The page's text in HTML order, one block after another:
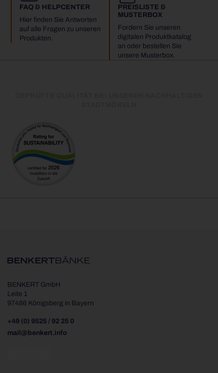
FAQ & HELPCENTER
Hier finden Sie Antworten
auf alle Fragen zu unseren
Produkten.
PREISLISTE &
MUSTERBOX
Fordern Sie unseren
digitalen Produktkatalog
an oder bestellen Sie
unsere Musterbox.
BENKERT GmbH
Leite 1
97486 Königsberg in Bayern
+49 (0) 9525 / 92 25 0
mail@benkert.info